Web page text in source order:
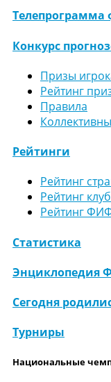
Телепрограмма
Конкурс
Призы
Рейтинг
Правила
Рейтинги
Рейтинг
Рейтинг
Рейтинг
Статистика
Энциклопедия
Сегодня
Турниры
Национальные